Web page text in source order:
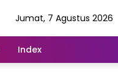
Jumat, 7 Agustus 2026
Index